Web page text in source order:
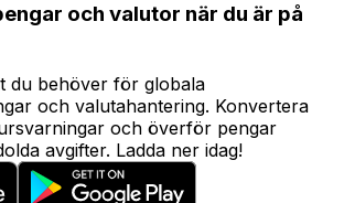
och valutor när du är på
du behöver för globala
och valutahantering. Konvertera
och överför pengar
avgifter. Ladda ner idag!